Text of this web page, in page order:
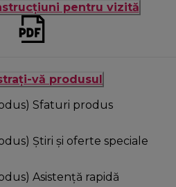
pentru vizită
vă produsul
Sfaturi produs
Știri și oferte speciale
Asistență rapidă